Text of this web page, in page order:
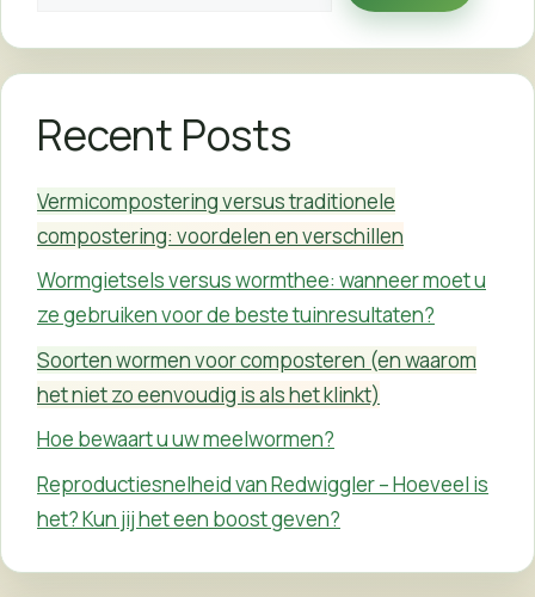
Recent Posts
Vermicompostering versus traditionele
compostering: voordelen en verschillen
Wormgietsels versus wormthee: wanneer moet u
ze gebruiken voor de beste tuinresultaten?
Soorten wormen voor composteren (en waarom
het niet zo eenvoudig is als het klinkt)
Hoe bewaart u uw meelwormen?
Reproductiesnelheid van Redwiggler – Hoeveel is
het? Kun jij het een boost geven?